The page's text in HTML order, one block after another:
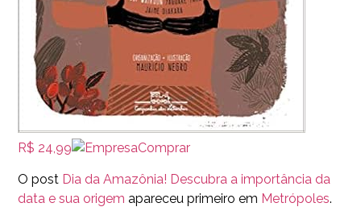
R$ 24,99 Comprar
O post Dia da Amazônia! Descubra a importância da
data e sua origem apareceu primeiro em Metrópoles.